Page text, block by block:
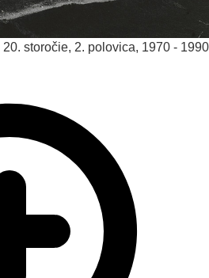
20. storočie, 2. polovica, 1970 - 1990